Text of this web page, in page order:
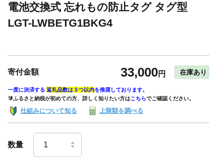
電池交換式 忘れもの防止タグ タグ型
LGT-LWBETG1BKG4
寄付金額 33,000円 在庫あり
一度に決済する 返礼品数は３つ以内を推奨しております。
🔰ふるさと納税が初めての方、詳しく知りたい方はこちらでご確認ください。
仕組みについて知る 上限額を調べる
数量